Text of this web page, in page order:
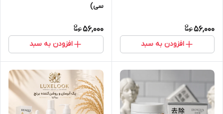
56,000
افزودن به سبد
سی)
56,000
افزودن به سبد